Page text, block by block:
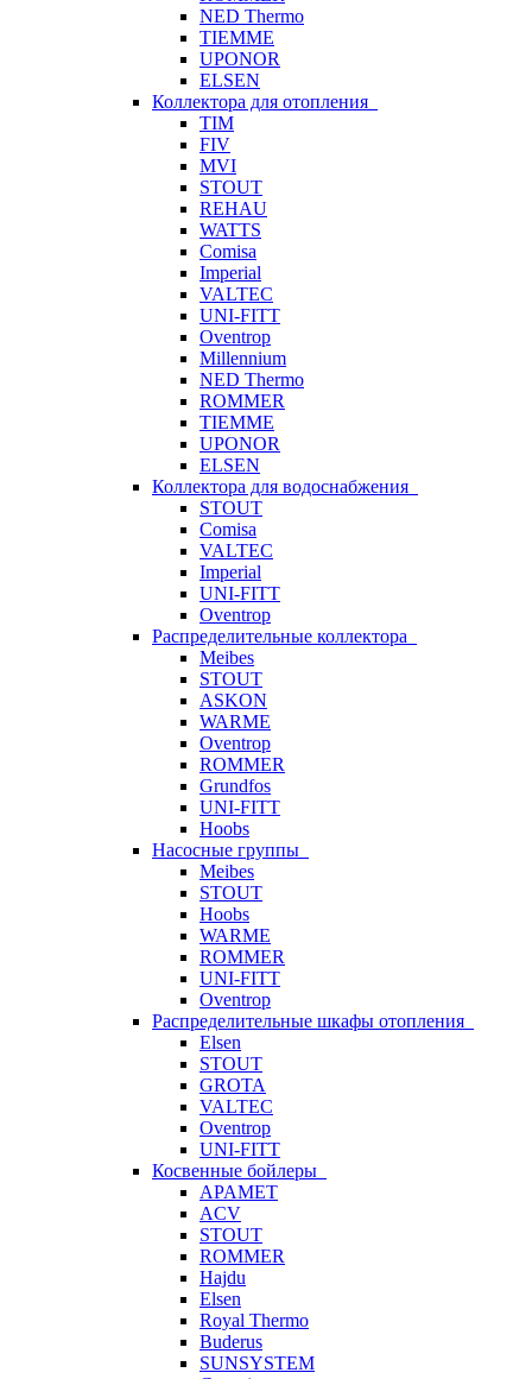
NED Thermo
TIEMME
UPONOR
ELSEN
Коллектора для отопления
TIM
FIV
MVI
STOUT
REHAU
WATTS
Comisa
Imperial
VALTEC
UNI-FITT
Oventrop
Millennium
NED Thermo
ROMMER
TIEMME
UPONOR
ELSEN
Коллектора для водоснабжения
STOUT
Comisa
VALTEC
Imperial
UNI-FITT
Oventrop
Распределительные коллектора
Meibes
STOUT
ASKON
WARME
Oventrop
ROMMER
Grundfos
UNI-FITT
Hoobs
Насосные группы
Meibes
STOUT
Hoobs
WARME
ROMMER
UNI-FITT
Oventrop
Распределительные шкафы отопления
Elsen
STOUT
GROTA
VALTEC
Oventrop
UNI-FITT
Косвенные бойлеры
APAMET
ACV
STOUT
ROMMER
Hajdu
Elsen
Royal Thermo
Buderus
SUNSYSTEM